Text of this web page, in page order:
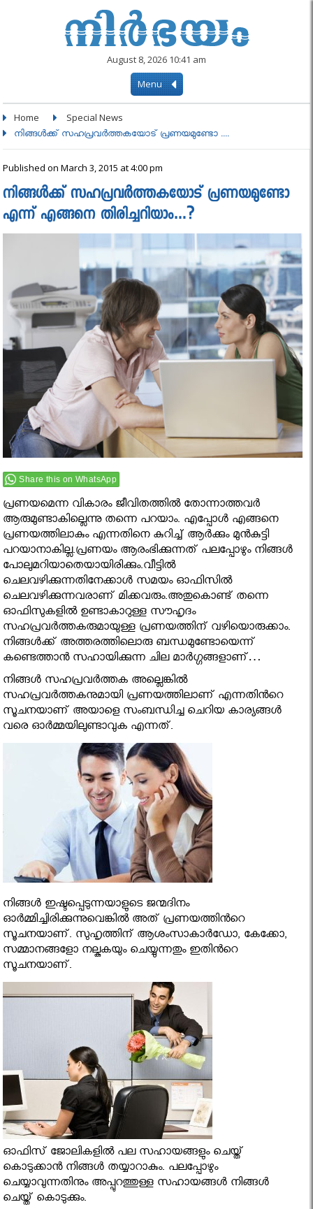
August 8, 2026 10:41 am
Menu
Home Special News
നിങ്ങൾക്ക്‌ സഹപ്രവർത്തകയോട് പ്രണയമുണ്ടോ ....
Published on March 3, 2015 at 4:00 pm
നിങ്ങൾക്ക്‌ സഹപ്രവർത്തകയോട് പ്രണയമുണ്ടോ
എന്ന് എങ്ങനെ തിരിച്ചറിയാം…?
Share this on WhatsApp
പ്രണയമെന്ന വികാരം ജീവിതത്തില്‍ തോന്നാത്തവര്‍
ആരുമുണ്ടാകില്ലെന്നു തന്നെ പറയാം. എപ്പോള്‍ എങ്ങനെ
പ്രണയത്തിലാകും എന്നതിനെ കുറിച്ച് ആര്‍ക്കും മുന്‍കുട്ടി
പറയാനാകില്ല.പ്രണയം ആരംഭിക്കുന്നത് പലപ്പോഴും നിങ്ങള്‍
പോലുമറിയാതെയായിരിക്കും.വീട്ടില്‍
ചെലവഴിക്കുന്നതിനേക്കാള്‍ സമയം ഓഫിസില്‍
ചെലവഴിക്കുന്നവരാണ് മിക്കവരും.അതുകൊണ്ട് തന്നെ
ഓഫിസുകളില്‍ ഉണ്ടാകാറുള്ള സൗഹൃദം
സഹപ്രവര്‍ത്തകരുമായുള്ള പ്രണയത്തിന് വഴിയൊരുക്കാം.
നിങ്ങള്‍ക്ക് അത്തരത്തിലൊരു ബന്ധമുണ്ടോയെന്ന്
കണ്ടെത്താന്‍ സഹായിക്കുന്ന ചില മാർഗ്ഗങ്ങളാണ്…
നിങ്ങള്‍ സഹപ്രവര്‍ത്തക അല്ലെങ്കിൽ
സഹപ്രവര്‍ത്തകനുമായി പ്രണയത്തിലാണ് എന്നതിന്‍റെ
സൂചനയാണ് അയാളെ സംബന്ധിച്ച ചെറിയ കാര്യങ്ങള്‍
വരെ ഓര്‍മ്മയിലുണ്ടാവുക എന്നത്.
നിങ്ങള്‍ ഇഷ്ടപ്പെടുന്നയാളുടെ ജന്മദിനം
ഓര്‍മ്മിച്ചിരിക്കുന്നുവെങ്കില്‍ അത് പ്രണയത്തിന്‍റെ
സൂചനയാണ്. സുഹൃത്തിന് ആശംസാകാര്‍ഡോ, കേക്കോ,
സമ്മാനങ്ങളോ നല്കുകയും ചെയ്യുന്നതും ഇതിന്‍റെ
സൂചനയാണ്.
ഓഫിസ് ജോലികളില്‍ പല സഹായങ്ങളും ചെയ്ത്
കൊടുക്കാന്‍ നിങ്ങള്‍ തയ്യാറാകും. പലപ്പോഴും
ചെയ്യാവുന്നതിനും അപ്പുറത്തുള്ള സഹായങ്ങള്‍ നിങ്ങള്‍
ചെയ്ത് കൊടുക്കും.